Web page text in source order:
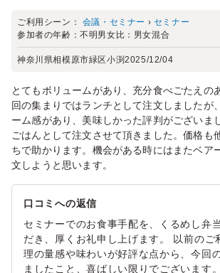
ご利用シーン： 会議・セミナー › セミナー
参加者の年齢：不明 男女比： 男女混合
神奈川県相模原市緑区小渕2025/12/04
とてもボリュームがあり、充分食べごたえの
回の集まりではランチとして注文しましたが
ーム感があり、美味しかった評判がございま
ごはんとして注文させて頂きました。価格も
ちで助かります。機会がある時にはまたベア
文しようと思います。
口コミへの返信
セミナーでのお食事手配を、くるめし弁
だき、厚くお礼申し上げます。 以前のご
理の量感や味わいが好評な点から、今回
ましたこと、喜ばしい限りでございます